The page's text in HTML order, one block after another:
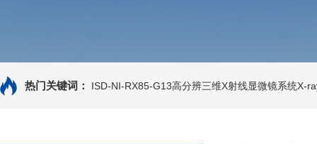
热门关键词： ISD-NI-RX85-G13高分辨三维X射线显微镜系统X-